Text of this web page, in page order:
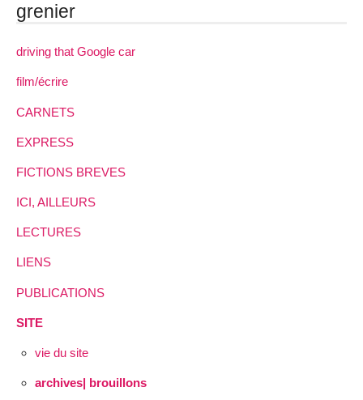
grenier
driving that Google car
film/écrire
CARNETS
EXPRESS
FICTIONS BREVES
ICI, AILLEURS
LECTURES
LIENS
PUBLICATIONS
SITE
vie du site
archives| brouillons